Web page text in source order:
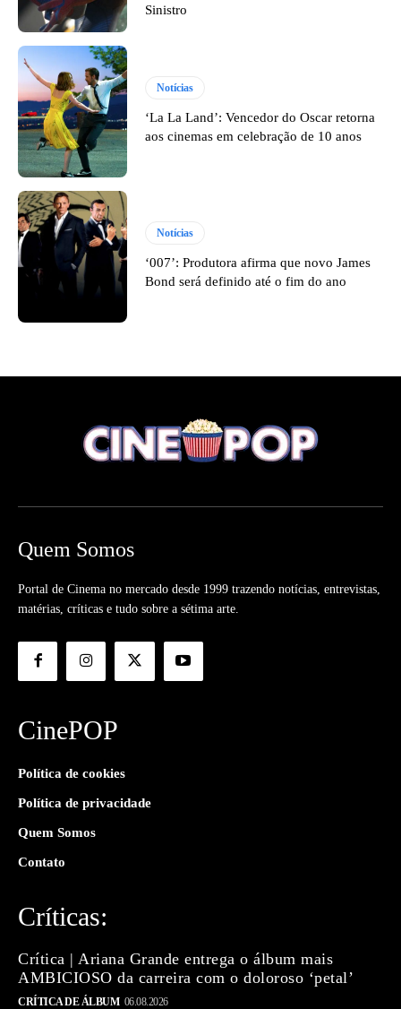
Sinistro
Notícias
‘La La Land’: Vencedor do Oscar retorna
aos cinemas em celebração de 10 anos
Notícias
‘007’: Produtora afirma que novo James
Bond será definido até o fim do ano
Quem Somos
Portal de Cinema no mercado desde 1999 trazendo notícias, entrevistas,
matérias, críticas e tudo sobre a sétima arte.
CinePOP
Política de cookies
Política de privacidade
Quem Somos
Contato
Críticas:
Crítica | Ariana Grande entrega o álbum mais
AMBICIOSO da carreira com o doloroso ‘petal’
CRÍTICA DE ÁLBUM 06.08.2026